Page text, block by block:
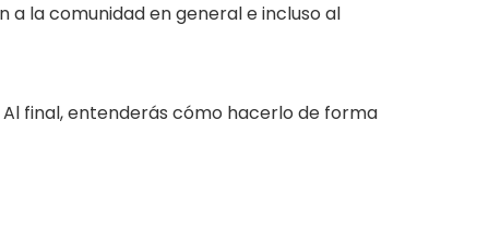
la comunidad en general e incluso al
final, entenderás cómo hacerlo de forma